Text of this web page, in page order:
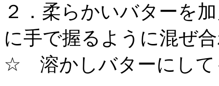
２．柔らかいバターを
に手で握るように混ぜ
☆ 溶かしバターにして